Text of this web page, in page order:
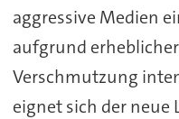
aggressive Medien
aufgrund
Verschmutzung
eignet sich der neue